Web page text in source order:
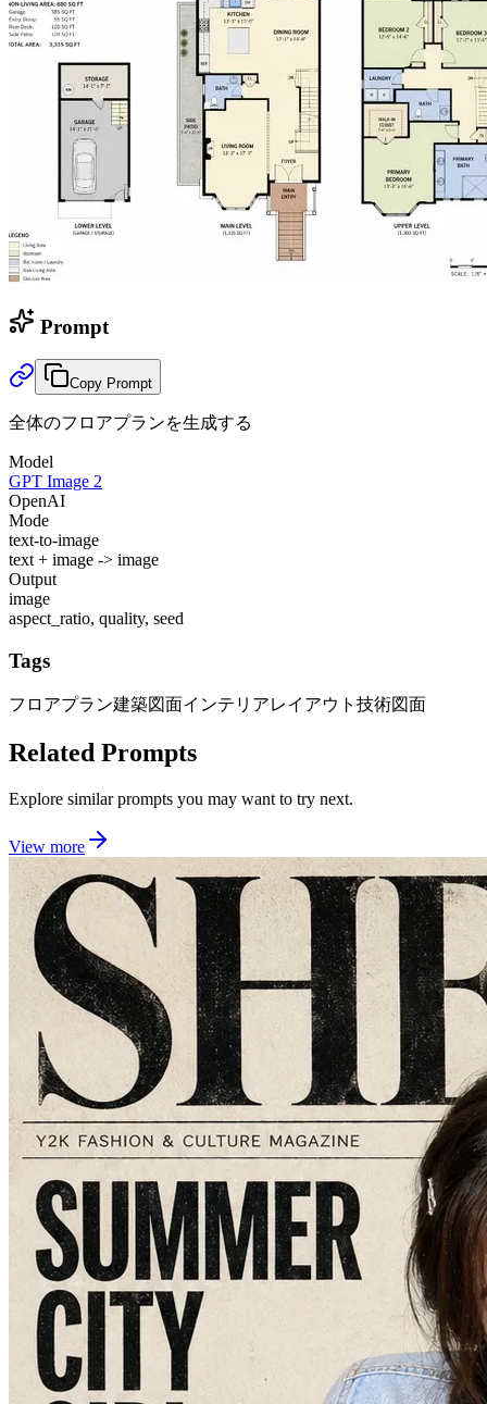
Prompt
Copy Prompt
全体のフロアプランを生成する
Model
GPT Image 2
OpenAI
Mode
text-to-image
text + image -> image
Output
image
aspect_ratio, quality, seed
Tags
フロアプラン建築図面インテリアレイアウト 技術図面
Related Prompts
Explore similar prompts you may want to try next.
View more